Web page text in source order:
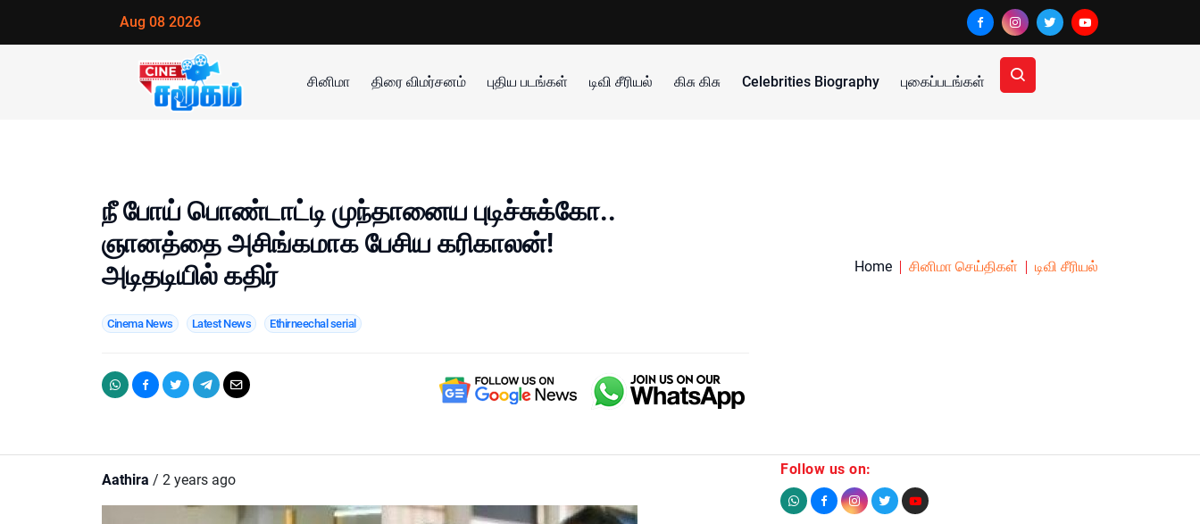
Aug 08 2026
சினிமா திரை விமர்சனம் புதிய படங்கள் டிவி சீரியல் கிசு கிசு Celebrities Biography புகைப்படங்கள்
நீ போய் பொண்டாட்டி முந்தானைய புடிச்சுக்கோ..
ஞானத்தை அசிங்கமாக பேசிய கரிகாலன்!
அடிதடியில் கதிர்
Cinema News Latest News Ethirneechal serial
Home சினிமா செய்திகள் டிவி சீரியல்
Aathira / 2 years ago
Follow us on: